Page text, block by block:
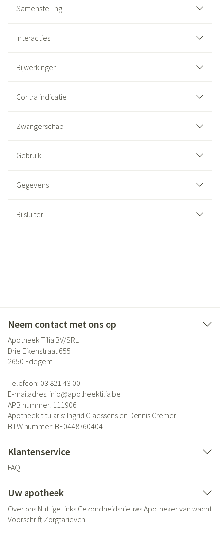
Samenstelling
Interacties
Bijwerkingen
Contra indicatie
Zwangerschap
Gebruik
Gegevens
Bijsluiter
Neem contact met ons op
Apotheek Tilia BV/SRL
Drie Eikenstraat 655
2650 Edegem
Telefoon: 03 821 43 00
E-mailadres: info@apotheektilia.be
APB nummer: 111906
Apotheek titularis: Ingrid Claessens en Dennis Cremer
BTW nummer: BE0448760404
Klantenservice
FAQ
Uw apotheek
Over ons Nuttige links GezondheidsnieuwsApotheker van wacht
Voorschrift Zorgtarieven